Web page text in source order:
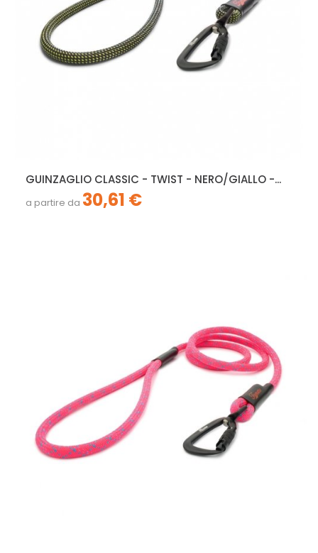
GUINZAGLIO CLASSIC - TWIST - NERO/GIALLO -...
a partire da 30,61 €